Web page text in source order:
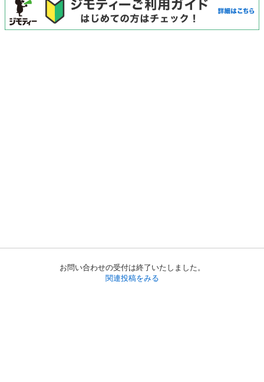
お問い合わせの受付は終了いたしました。
関連投稿をみる